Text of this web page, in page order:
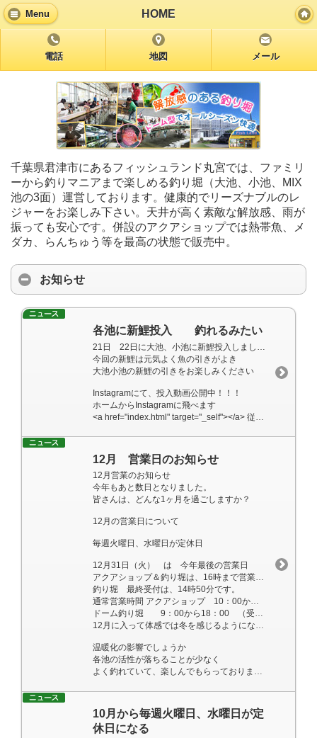
Menu HOME
電話 地図 メール
千葉県君津市にあるフィッシュランド丸宮では、ファミリ
ーから釣りマニアまで楽しめる釣り堀（大池、小池、MIX
池の3面）運営しております。健康的でリーズナブルのレ
ジャーをお楽しみ下さい。天井が高く素敵な解放感、雨が
振っても安心です。併設のアクアショップでは熱帯魚、メ
ダカ、らんちゅう等を最高の状態で販売中。
お知らせ
各池に新鯉投入 釣れるみたい
今回の新鯉は元気よく魚の引きがよき
大池小池の新鯉の引きをお楽しみください
Instagramにて、投入動画公開中！！！
ホームからInstagramに飛べます
<a href="index.html" target="_self"></a> 従業員一同心よりお待ちしております。
12月 営業日のお知らせ
12月営業のお知らせ
今年もあと数日となりました。
皆さんは、どんな1ヶ月を過ごしますか？
12月の営業日について
毎週火曜日、水曜日が定休日
12月31日（火） は 今年最後の営業日
アクアショップ＆釣り堀は、16時まで営業致します。
釣り堀 最終受付は、14時50分です。
通常営業時間 アクアショップ 10：00から18：00
ドーム釣り堀 9：00から18：00 （受付終了は、16：50まで）
12月に入って体感では冬を感じるようになりました。
温暖化の影響でしょうか
各池の活性が落ちることが少なく
よく釣れていて、楽しんでもらっております。
10月から毎週火曜日、水曜日が定
休日になる